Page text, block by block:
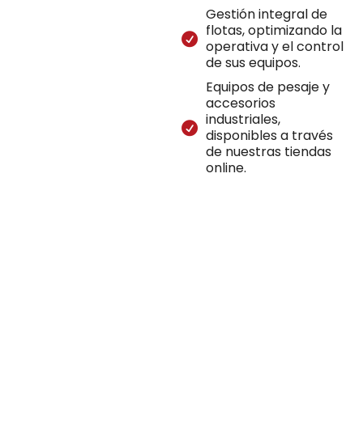
Gestión integral de
flotas, optimizando la
operativa y el control
de sus equipos.
Equipos de pesaje y
accesorios
industriales,
disponibles a través
de nuestras tiendas
online.